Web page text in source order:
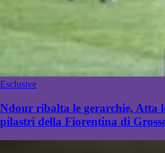
Esclusive
Ndour ribalta le gerarchie, Atta
pilastri della Fiorentina di